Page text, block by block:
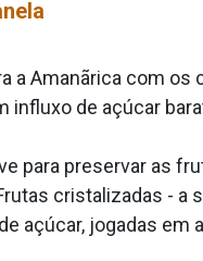
a Amanãrica com os
influxo de açúcar
para preservar as
cristalizadas -
açúcar, jogadas em